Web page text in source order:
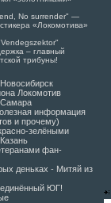
No surrender" —
«Локомотива»
– главный
трибуны!
Локомотив
информация
и прочему)
зелёными
фан-
деньках - Митяй из
ЮГ!